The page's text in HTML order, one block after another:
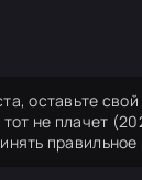
оставьте
не плачет